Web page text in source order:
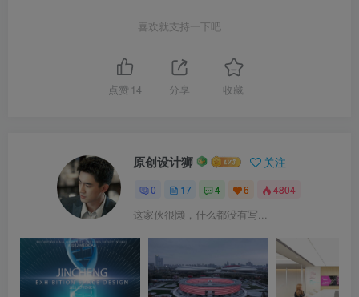
喜欢就支持一下吧
点赞 14 分享 收藏
原创设计狮 关注
0 17 4 6 4804
这家伙很懒，什么都没有写...